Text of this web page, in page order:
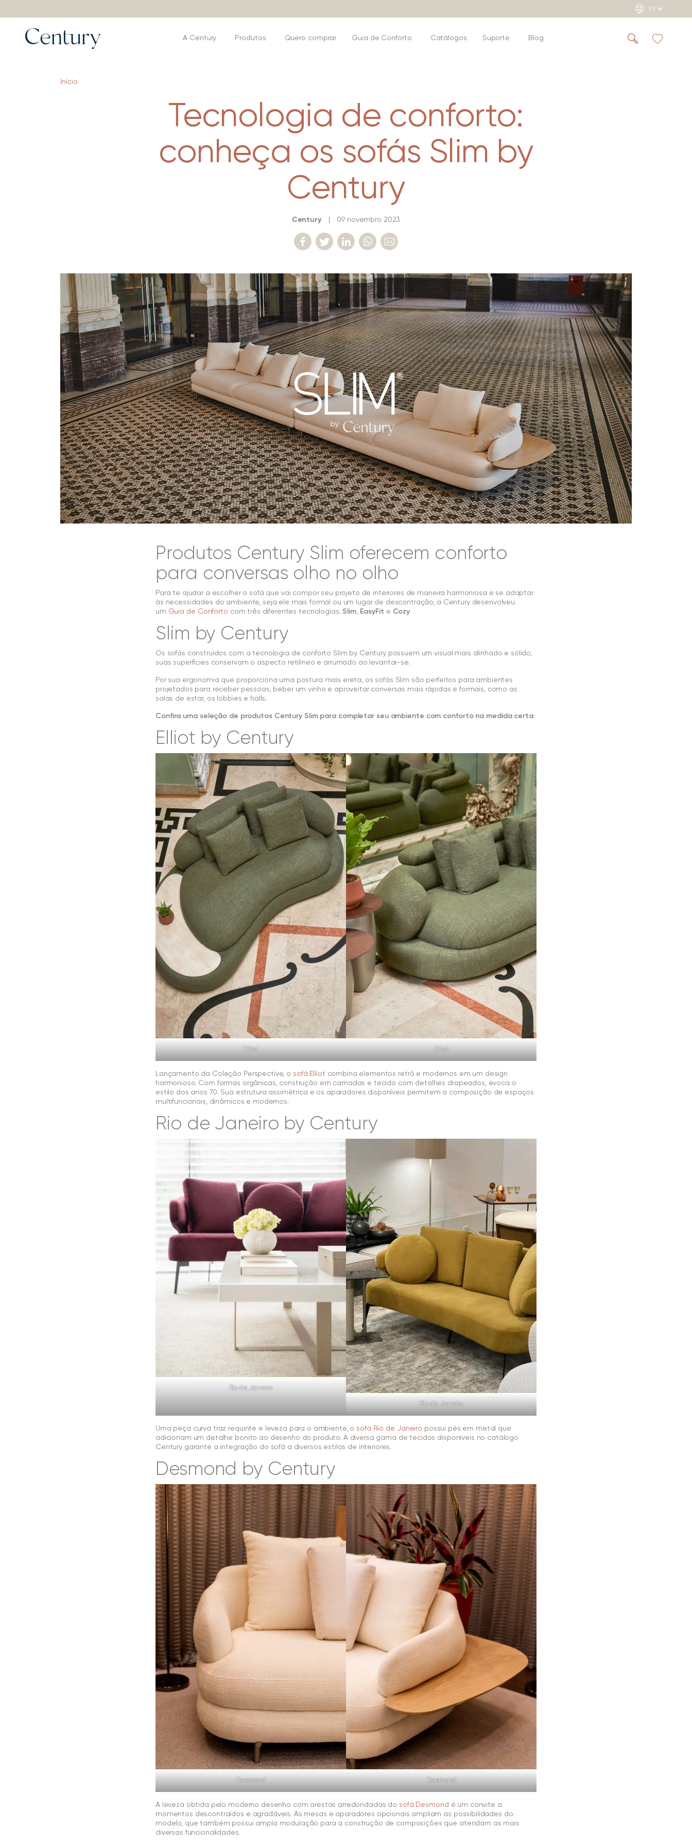
A Century Produtos Quero comprar Guia de Conforto Catálogos Suporte Blog
Início
Tecnologia de conforto:
conheça os sofás Slim by
Century
Century 09 novembro 2023
Produtos Century Slim oferecem conforto
para conversas olho no olho
Para te ajudar a escolher o sofá que vai compor seu projeto de interiores de maneira harmoniosa e se adaptar
às necessidades do ambiente, seja ele mais formal ou um lugar de descontração, a Century desenvolveu
um Guia de Conforto com três diferentes tecnologias: Slim, EasyFit e Cozy.
Slim by Century
Os sofás construídos com a tecnologia de conforto Slim by Century possuem um visual mais alinhado e sólido,
suas superfícies conservam o aspecto retilíneo e arrumado ao levantar-se.
Por sua ergonomia que proporciona uma postura mais ereta, os sofás Slim são perfeitos para ambientes
projetados para receber pessoas, beber um vinho e aproveitar conversas mais rápidas e formais, como as
salas de estar, os lobbies e halls.
Confira uma seleção de produtos Century Slim para completar seu ambiente com conforto na medida certa:
Elliot by Century
Elliot Elliot
Lançamento da Coleção Perspective, o sofá Elliot combina elementos retrô e modernos em um design
harmonioso. Com formas orgânicas, construção em camadas e tecido com detalhes drapeados, evoca o
estilo dos anos 70. Sua estrutura assimétrica e os aparadores disponíveis permitem a composição de espaços
multifuncionais, dinâmicos e modernos.
Rio de Janeiro by Century
Rio de Janeiro
Rio de Janeiro
Uma peça curva traz requinte e leveza para o ambiente, o sofá Rio de Janeiro possui pés em metal que
adicionam um detalhe bonito ao desenho do produto. A diversa gama de tecidos disponíveis no catálogo
Century garante a integração do sofá a diversos estilos de interiores.
Desmond by Century
Desmond Desmond
A leveza obtida pelo moderno desenho com arestas arredondadas do sofá Desmond é um convite a
momentos descontraídos e agradáveis. As mesas e aparadores opcionais ampliam as possibilidades do
modelo, que também possui ampla modulação para a construção de composições que atendam as mais
diversas funcionalidades.